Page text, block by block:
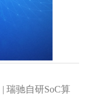
瑞驰自研SoC算